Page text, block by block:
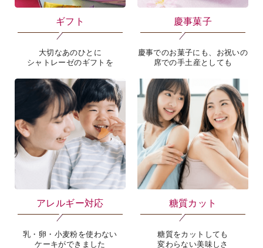
ギフト
大切なあのひとに
シャトレーゼのギフトを
慶事菓子
慶事でのお菓子にも、お祝いの
席での手土産としても
アレルギー対応
乳・卵・小麦粉を使わない
ケーキができました
糖質カット
糖質をカットしても
変わらない美味しさ